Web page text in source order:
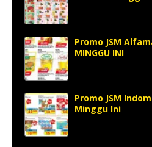
Promo JSM
MINGGU INI
Promo JSM
Minggu Ini